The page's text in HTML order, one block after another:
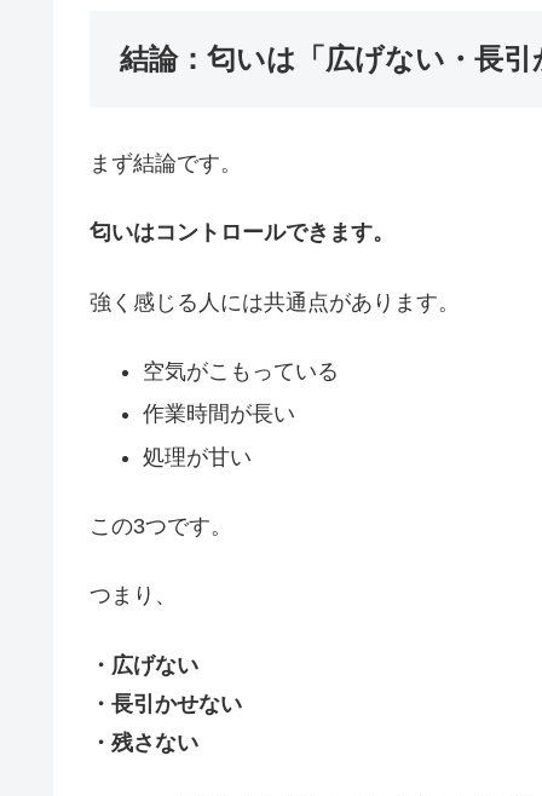
結論：匂いは「広げない・長
まず結論です。
匂いはコントロールできます。
強く感じる人には共通点があります。
空気がこもっている
作業時間が長い
処理が甘い
この3つです。
つまり、
・広げない
・長引かせない
・残さない